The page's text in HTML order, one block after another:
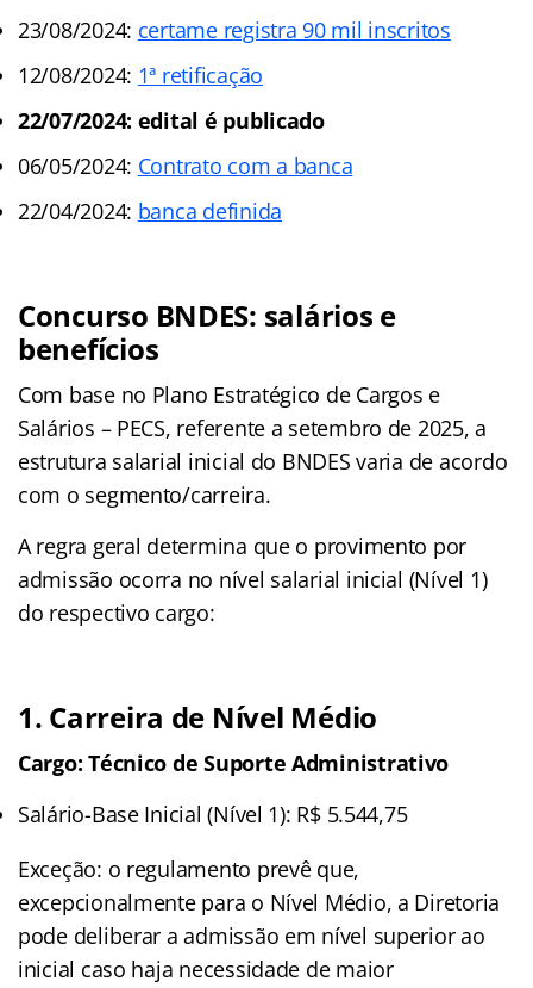
23/08/2024: certame registra 90 mil inscritos
12/08/2024: 1ª retificação
22/07/2024: edital é publicado
06/05/2024: Contrato com a banca
22/04/2024: banca definida
Concurso BNDES: salários e
benefícios
Com base no Plano Estratégico de Cargos e
Salários – PECS, referente a setembro de 2025, a
estrutura salarial inicial do BNDES varia de acordo
com o segmento/carreira.
A regra geral determina que o provimento por
admissão ocorra no nível salarial inicial (Nível 1)
do respectivo cargo:
1. Carreira de Nível Médio
Cargo: Técnico de Suporte Administrativo
Salário-Base Inicial (Nível 1): R$ 5.544,75
Exceção: o regulamento prevê que,
excepcionalmente para o Nível Médio, a Diretoria
pode deliberar a admissão em nível superior ao
inicial caso haja necessidade de maior